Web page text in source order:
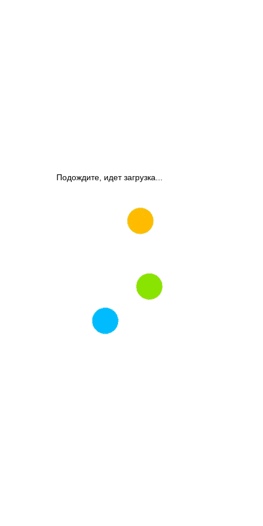
Подождите, идет загрузка...